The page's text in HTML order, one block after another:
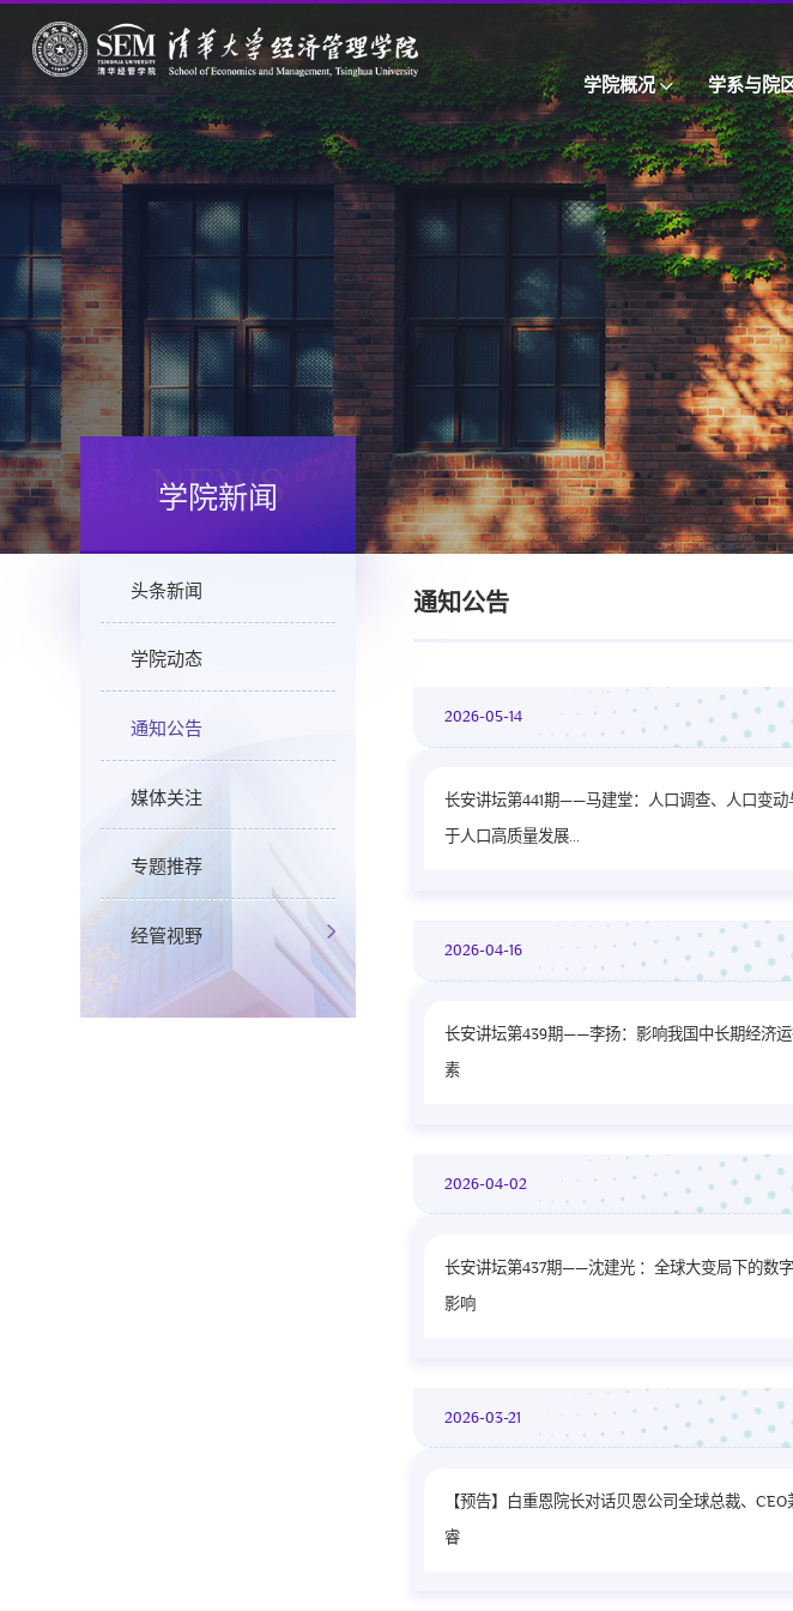
学院概况 学系与院
学院新闻
NEWS
头条新闻
学院动态
通知公告
媒体关注
专题推荐
经管视野
通知公告
2026-05-14
长安讲坛第441期——马建堂：人口调查、人口变
于人口高质量发展...
2026-04-16
长安讲坛第439期——李扬：影响我国中长期经济
素
2026-04-02
长安讲坛第437期——沈建光 ：全球大变局下的数
影响
2026-03-21
【预告】白重恩院长对话贝恩公司全球总裁、
睿